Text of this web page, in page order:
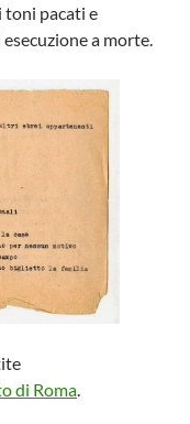
toni pacati e
a morte.
di Roma.